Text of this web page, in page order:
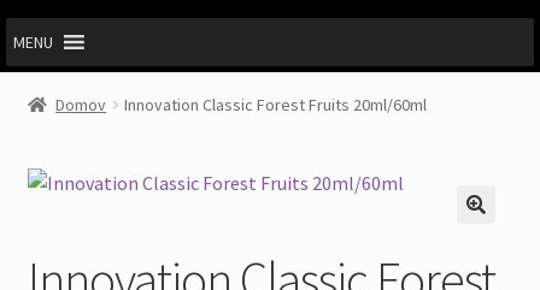
MENU
Domov Innovation Classic Forest Fruits 20ml/60ml